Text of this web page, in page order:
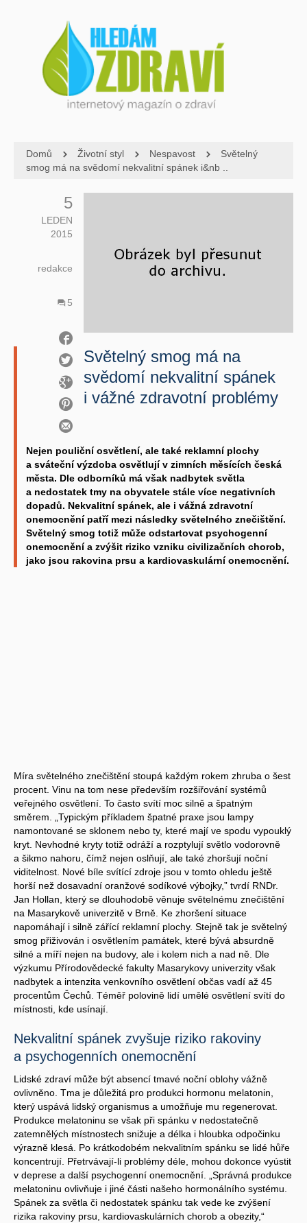
Domů Životní styl Nespavost
Světelný
smog má na svědomí nekvalitní spánek i&nb ..
5
LEDEN
2015
redakce
5
Světelný smog má na
svědomí nekvalitní spánek
i vážné zdravotní problémy
Nejen pouliční osvětlení, ale také reklamní plochy
a sváteční výzdoba osvětlují v zimních měsících česká
města. Dle odborníků má však nadbytek světla
a nedostatek tmy na obyvatele stále více negativních
dopadů. Nekvalitní spánek, ale i vážná zdravotní
onemocnění patří mezi následky světelného znečištění.
Světelný smog totiž může odstartovat psychogenní
onemocnění a zvýšit riziko vzniku civilizačních chorob,
jako jsou rakovina prsu a kardiovaskulární onemocnění.
Míra světelného znečištění stoupá každým rokem zhruba o šest
procent. Vinu na tom nese především rozšiřování systémů
veřejného osvětlení. To často svítí moc silně a špatným
směrem. „Typickým příkladem špatné praxe jsou lampy
namontované se sklonem nebo ty, které mají ve spodu vypouklý
kryt. Nevhodné kryty totiž odráží a rozptylují světlo vodorovně
a šikmo nahoru, čímž nejen oslňují, ale také zhoršují noční
viditelnost. Nové bíle svítící zdroje jsou v tomto ohledu ještě
horší než dosavadní oranžové sodíkové výbojky,” tvrdí RNDr.
Jan Hollan, který se dlouhodobě věnuje světelnému znečištění
na Masarykově univerzitě v Brně. Ke zhoršení situace
napomáhají i silně zářící reklamní plochy. Stejně tak je světelný
smog přiživován i osvětlením památek, které bývá absurdně
silné a míří nejen na budovy, ale i kolem nich a nad ně. Dle
výzkumu Přírodovědecké fakulty Masarykovy univerzity však
nadbytek a intenzita venkovního osvětlení občas vadí až 45
procentům Čechů. Téměř polovině lidí umělé osvětlení svítí do
místnosti, kde usínají.
Nekvalitní spánek zvyšuje riziko rakoviny
a psychogenních onemocnění
Lidské zdraví může být absencí tmavé noční oblohy vážně
ovlivněno. Tma je důležitá pro produkci hormonu melatonin,
který uspává lidský organismus a umožňuje mu regenerovat.
Produkce melatoninu se však při spánku v nedostatečně
zatemnělých místnostech snižuje a délka i hloubka odpočinku
výrazně klesá. Po krátkodobém nekvalitním spánku se lidé hůře
koncentrují. Přetrvávají-li problémy déle, mohou dokonce vyústit
v deprese a další psychogenní onemocnění. „Správná produkce
melatoninu ovlivňuje i jiné části našeho hormonálního systému.
Spánek za světla či nedostatek spánku tak vede ke zvýšení
rizika rakoviny prsu, kardiovaskulárních chorob a obezity,“